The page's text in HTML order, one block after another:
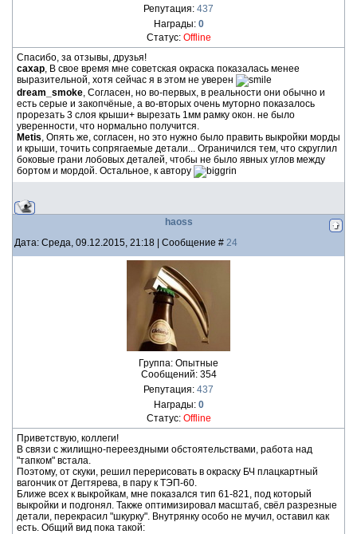
Репутация: 437
Награды: 0
Статус: Offline
Спасибо, за отзывы, друзья!
сахар, В свое время мне советская окраска показалась менее
выразительной, хотя сейчас я в этом не уверен
dream_smoke, Согласен, но во-первых, в реальности они обычно и
есть серые и закопчёные, а во-вторых очень муторно показалось
прорезать 3 слоя крыши+ вырезать 1мм рамку окон. не было
уверенности, что нормально получится.
Metis, Опять же, согласен, но это нужно было править выкройки морды
и крыши, точить сопрягаемые детали... Ограничился тем, что скруглил
боковые грани лобовых деталей, чтобы не было явных углов между
бортом и мордой. Остальное, к автору
haoss
Дата: Среда, 09.12.2015, 21:18 | Сообщение # 24
Группа: Опытные
Сообщений: 354
Репутация: 437
Награды: 0
Статус: Offline
Приветствую, коллеги!
В связи с жилищно-переездными обстоятельствами, работа над
"тапком" встала.
Поэтому, от скуки, решил перерисовать в окраску БЧ плацкартный
вагончик от Дегтярева, в пару к ТЭП-60.
Ближе всех к выкройкам, мне показался тип 61-821, под который
выкройки и подгонял. Также оптимизировал масштаб, свёл разрезные
детали, перекрасил "шкурку". Внутрянку особо не мучил, оставил как
есть. Общий вид пока такой: